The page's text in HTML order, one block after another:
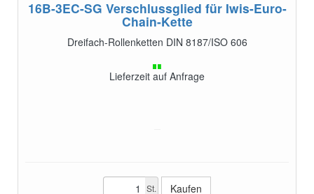
16B-3EC-SG Verschlussglied für Iwis-Euro-
Chain-Kette
Dreifach-Rollenketten DIN 8187/ISO 606
Lieferzeit auf Anfrage
St.